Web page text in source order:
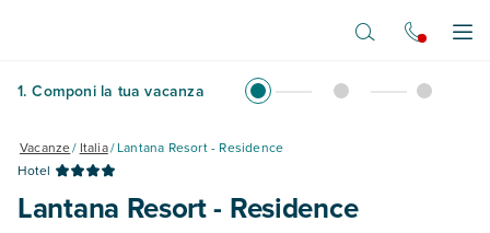
1. Componi la tua vacanza
Vacanze/ Italia/Lantana Resort - Residence
Hotel
Lantana Resort - Residence